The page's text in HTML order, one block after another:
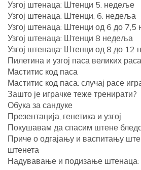
Узгој штенаца: Штенци 5. недеље
Узгој штенаца: Штенци, 6. недеља
Узгој штенаца: Штенци од 6 до
Узгој штенаца: Штенци 8 недеља
Узгој штенаца: Штенци од 8 до 12
Пилетина и узгој паса великих раса
Маститис код паса
Маститис код паса: случај расе
Зашто је играчке теже тренирати?
Обука за сандуке
Презентација, генетика и узгој
Покушавам да спасим штене
Приче о одгајању и васпитању
штенета
Надувавање и подизање